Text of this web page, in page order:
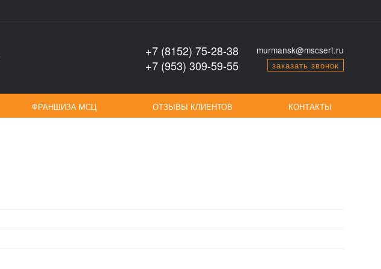
murmansk@mscsert.ru
заказать звонок
+7 (8152) 75-28-38
+7 (953) 309-59-55
ФРАНШИЗА МСЦ ОТЗЫВЫ КЛИЕНТОВ КОНТАКТЫ